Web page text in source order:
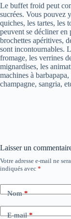
Le buffet froid peut
sucrées. Vous pouvez
quiches, les tartes, les
peuvent se décliner en
brochettes apéritives,
sont incontournables.
fromage, les verrines
mignardises, les
machines à
champagne, sangria,
Laisser un
Votre adresse e-mail ne
indiqués avec *
Nom*
E-mail*